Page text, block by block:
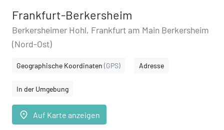
Frankfurt-Berkersheim
Berkersheimer Hohl, Frankfurt am Main Berkersheim
(Nord-Ost)
Geographische Koordinaten (GPS) Adresse
In der Umgebung
place Auf Karte anzeigen